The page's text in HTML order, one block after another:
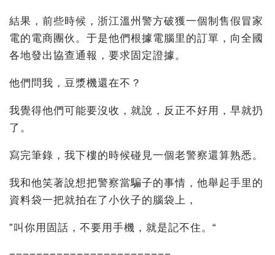
結果，前些時候，浙江溫州警方破獲一個制售假冒家
電的電商團伙。于是他們根據電腦里的訂單，向全國
各地發出協查通報，要求固定證據。
他們問我，豆漿機還在不？
我覺得他們可能要沒收，就說，反正不好用，早就扔
了。
寫完筆錄，我下樓的時候碰見一個老警察還算熟悉。
我和他笑著說想把警察當騙子的事情，他舉起手里的
資料袋一把就拍在了小伙子的腦袋上，
”叫你用固話，不要用手機，就是記不住。“